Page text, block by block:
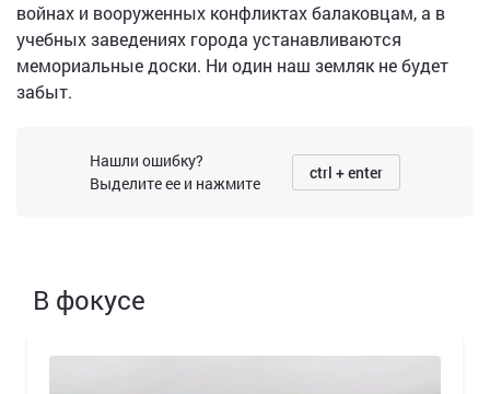
войнах и вооруженных конфликтах балаковцам, а в
учебных заведениях города устанавливаются
мемориальные доски. Ни один наш земляк не будет
забыт.
Нашли ошибку?
Выделите ее и нажмите
ctrl + enter
В фокусе